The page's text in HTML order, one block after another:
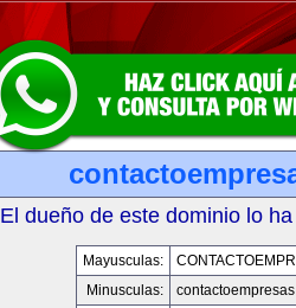
El dueño de este dominio lo
Mayusculas:
Minusculas: